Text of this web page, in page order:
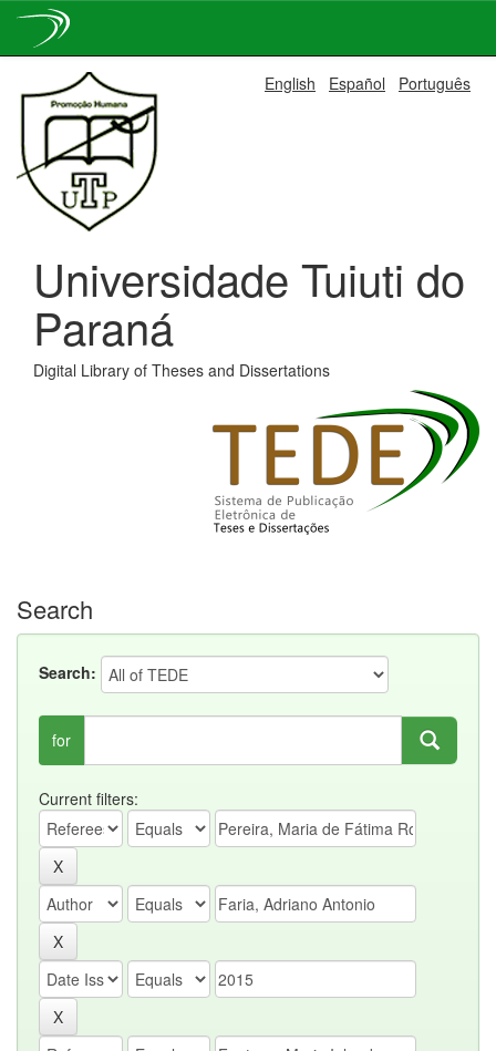
navigation
English Español Português
Universidade Tuiuti do
Paraná
Digital Library of Theses and Dissertations
Search
Search:
for
Current filters: